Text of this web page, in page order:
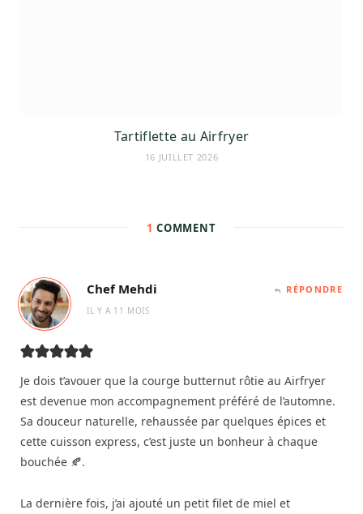
Tartiflette au Airfryer
16 JUILLET 2026
1 COMMENT
Chef Mehdi
IL Y A 11 MOIS
RÉPONDRE
Je dois t’avouer que la courge butternut rôtie au Airfryer
est devenue mon accompagnement préféré de l’automne.
Sa douceur naturelle, rehaussée par quelques épices et
cette cuisson express, c’est juste un bonheur à chaque
bouchée 🍂.
La dernière fois, j’ai ajouté un petit filet de miel et